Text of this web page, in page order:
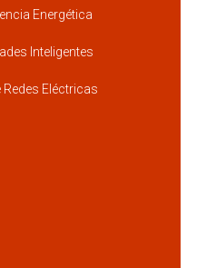
Energética
Inteligentes
Redes Eléctricas